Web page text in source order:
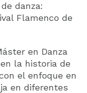
danza:
Flamenco de
en Danza
la historia de
el enfoque en
en diferentes